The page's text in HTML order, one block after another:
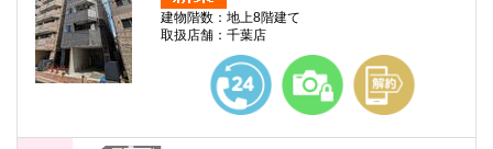
建物階数：地上8階建て
取扱店舗：千葉店